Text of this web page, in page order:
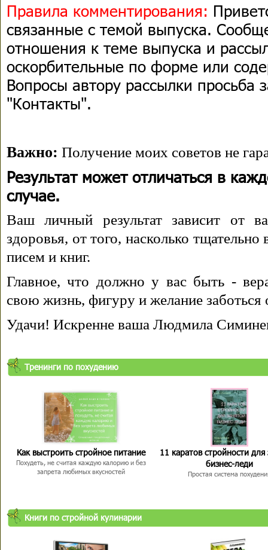
Правила комментирования:
связанные с темой выпуска.
отношения к теме выпуска и
оскорбительные по форме или
Вопросы автору рассылки просьба
"Контакты".
Важно: Получение моих советов не
Результат может отличаться в
случае.
Ваш личный результат зависит от
здоровья, от того, насколько
писем и книг.
Главное, что должно у вас быть -
свою жизнь, фигуру и желание заботься
Удачи! Искренне ваша Людмила
Тренинги по похудению
Как выстроить стройное питание
Похудеть, не считая каждую калорию и без
запрета любимых вкусностей
11 каратов стройности для
бизнес-леди
Простая система
Книги по стройной кулинарии